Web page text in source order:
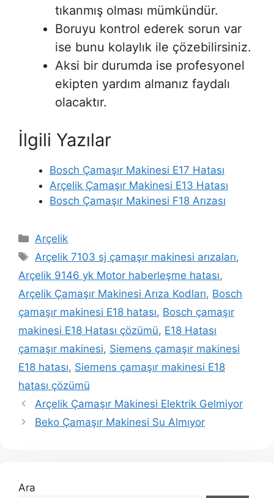
tıkanmış olması mümkündür.
Boruyu kontrol ederek sorun var
ise bunu kolaylık ile çözebilirsiniz.
Aksi bir durumda ise profesyonel
ekipten yardım almanız faydalı
olacaktır.
İlgili Yazılar
Bosch Çamaşır Makinesi E17 Hatası
Arçelik Çamaşır Makinesi E13 Hatası
Bosch Çamaşır Makinesi F18 Arızası
Kategoriler
Arçelik
Etiketler
Arçelik 7103 sj çamaşır makinesi arızaları,
Arçelik 9146 yk Motor haberleşme hatası,
Arçelik Çamaşır Makinesi Arıza Kodları, Bosch
çamaşır makinesi E18 hatası, Bosch çamaşır
makinesi E18 Hatası çözümü, E18 Hatası
çamaşır makinesi, Siemens çamaşır makinesi
E18 hatası, Siemens çamaşır makinesi E18
hatası çözümü
Arçelik Çamaşır Makinesi Elektrik Gelmiyor
Beko Çamaşır Makinesi Su Almıyor
Ara